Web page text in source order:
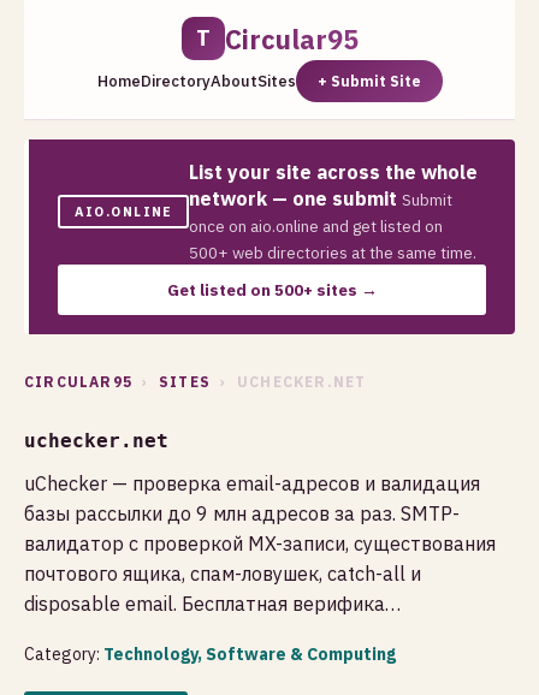
T Circular95
HomeDirectoryAboutSites + Submit Site
AIO.ONLINE
List your site across the whole
network — one submit Submit
once on aio.online and get listed on
500+ web directories at the same time.
Get listed on 500+ sites →
CIRCULAR95 › SITES › UCHECKER.NET
uchecker.net
uChecker — проверка email-адресов и валидация
базы рассылки до 9 млн адресов за раз. SMTP-
валидатор с проверкой MX-записи, существования
почтового ящика, спам-ловушек, catch-all и
disposable email. Бесплатная верифика…
Category: Technology, Software & Computing